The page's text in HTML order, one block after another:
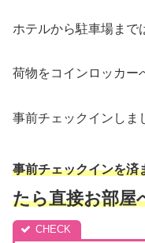
ホテルから駐車場まで
荷物をコインロッカー
事前チェックインしま
事前チェックインを済
たら直接お部屋